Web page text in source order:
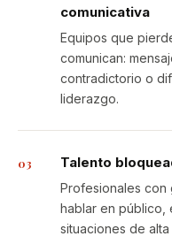
comunicativa
Equipos que
comunican:
contradictorio o
liderazgo.
03 Talento
Profesionales con
hablar en público,
situaciones de